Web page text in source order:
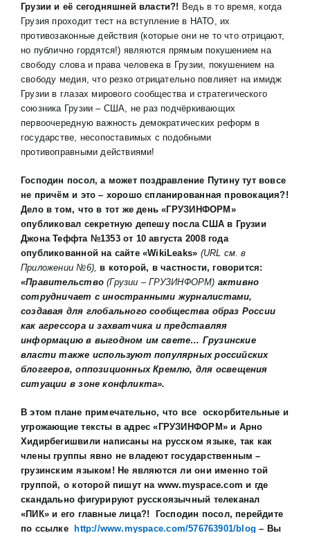
Грузии и её сегодняшней власти?! Ведь в то время, когда
Грузия проходит тест на вступление в НАТО, их
противозаконные действия (которые они не то что отрицают,
но публично гордятся!) являются прямым покушением на
свободу слова и права человека в Грузии, покушением на
свободу медия, что резко отрицательно повлияет на имидж
Грузии в глазах мирового сообщества и стратегического
союзника Грузии – США, не раз подчёркивающих
первоочередную важность демократических реформ в
государстве, несопоставимых с подобными
противоправными действиями!
Господин посол, а может поздравление Путину тут вовсе
не причём и это – хорошо спланированная провокация?!
Дело в том, что в тот же день «ГРУЗИНФОРМ»
опубликовал секретную депешу посла США в Грузии
Джона Теффта №1353 от 10 августа 2008 года
опубликованной на сайте «WikiLeaks» (URL см. в
Приложении №6), в которой, в частности, говорится:
«Правительство(Грузии – ГРУЗИНФОРМ) активно
сотрудничает с иностранными журналистами,
создавая для глобального сообщества образ России
как агрессора и захватчика и представляя
информацию в выгодном им свете… Грузинские
власти также используют популярных российских
блоггеров, оппозиционных Кремлю, для освещения
ситуации в зоне конфликта».
В этом плане примечательно, что все оскорбительные и
угрожающие тексты в адрес «ГРУЗИНФОРМ» и Арно
Хидирбегишвили написаны на русском языке, так как
члены группы явно не владеют государственным –
грузинским языком! Не являются ли они именно той
группой, о которой пишут на www.myspace.com и где
скандально фигурируют русскоязычный телеканал
«ПИК» и его главные лица?! Господин посол, перейдите
по ссылке
http://www.myspace.com/576763901/blog – Вы